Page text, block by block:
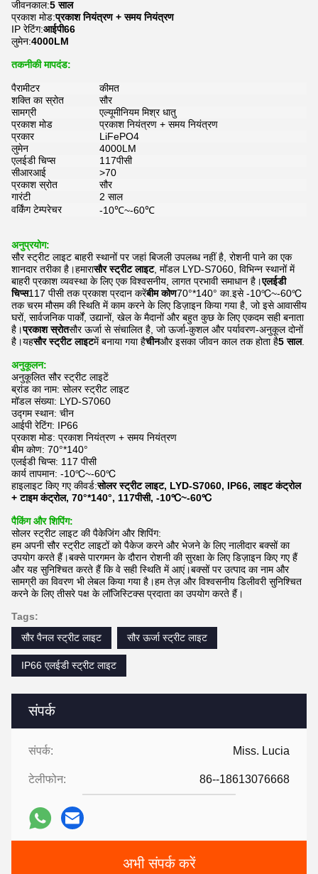
संपर्क
संपर्क: Miss. Lucia
टेलीफोन: 86--18613076668
अभी संपर्क करें
जीवनकाल:5 साल
प्रकाश मोड:प्रकाश नियंत्रण + समय नियंत्रण
IP रेटिंग:आईपी66
लुमेन:4000LM
तकनीकी मापदंड:
पैरामीटर
कीमत
शक्ति का स्रोत
सौर
सामग्री
एल्यूमीनियम मिश्र धातु
प्रकाश मोड
प्रकाश नियंत्रण + समय नियंत्रण
प्रकार
LiFePO4
लुमेन
4000LM
एलईडी चिप्स
117पीसी
सीआरआई
>70
प्रकाश स्रोत
सौर
गारंटी
2 साल
वर्किंग टेम्परेचर
-10℃~-60℃
अनुप्रयोग:
सौर स्ट्रीट लाइट बाहरी स्थानों पर जहां बिजली उपलब्ध नहीं है, रोशनी पाने का एक
शानदार तरीका है।हमारासौर स्ट्रीट लाइट, मॉडल LYD-S7060, विभिन्न स्थानों में
बाहरी प्रकाश व्यवस्था के लिए एक विश्वसनीय, लागत प्रभावी समाधान है।एलईडी
चिप्स117 पीसी तक प्रकाश प्रदान करेंबीम कोण70°*140° का.इसे -10℃~-60℃
तक चरम मौसम की स्थिति में काम करने के लिए डिज़ाइन किया गया है, जो इसे आवासीय
घरों, सार्वजनिक पार्कों, उद्यानों, खेल के मैदानों और बहुत कुछ के लिए एकदम सही बनाता
है।प्रकाश स्रोतसौर ऊर्जा से संचालित है, जो ऊर्जा-कुशल और पर्यावरण-अनुकूल दोनों
है।यहसौर स्ट्रीट लाइटमें बनाया गया हैचीनऔर इसका जीवन काल तक होता है5 साल.
अनुकूलन:
अनुकूलित सौर स्ट्रीट लाइटें
ब्रांड का नाम: सोलर स्ट्रीट लाइट
मॉडल संख्या: LYD-S7060
उद्गम स्थान: चीन
आईपी ​​रेटिंग: IP66
प्रकाश मोड: प्रकाश नियंत्रण + समय नियंत्रण
बीम कोण: 70°*140°
एलईडी चिप्स: 117 पीसी
कार्य तापमान: -10℃~-60℃
हाइलाइट किए गए कीवर्ड:सोलर स्ट्रीट लाइट, LYD-S7060, IP66, लाइट कंट्रोल
+ टाइम कंट्रोल, 70°*140°, 117पीसी, -10℃~-60℃
पैकिंग और शिपिंग:
सोलर स्ट्रीट लाइट की पैकेजिंग और शिपिंग:
हम अपनी सौर स्ट्रीट लाइटों को पैकेज करने और भेजने के लिए नालीदार बक्सों का
उपयोग करते हैं।बक्से पारगमन के दौरान रोशनी की सुरक्षा के लिए डिज़ाइन किए गए हैं
और यह सुनिश्चित करते हैं कि वे सही स्थिति में आएं।बक्सों पर उत्पाद का नाम और
सामग्री का विवरण भी लेबल किया गया है।हम तेज़ और विश्वसनीय डिलीवरी सुनिश्चित
करने के लिए तीसरे पक्ष के लॉजिस्टिक्स प्रदाता का उपयोग करते हैं।
Tags:
सौर पैनल स्ट्रीट लाइट
सौर ऊर्जा स्ट्रीट लाइट
IP66 एलईडी स्ट्रीट लाइट